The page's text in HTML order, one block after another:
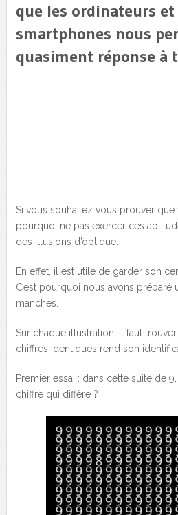
que les ordinateurs et
smartphones nous
quasiment réponse à
Si vous souhaitez vous prouver que
pourquoi ne pas exercer ces
des illusions d’optique.
En effet, il est utile de garder son
C’est pourquoi nous avons préparé
manches.
Sur chaque illustration, il faut
chiffres identiques rend son
Premier essai : dans cette suite de
chiffre qui diffère ?